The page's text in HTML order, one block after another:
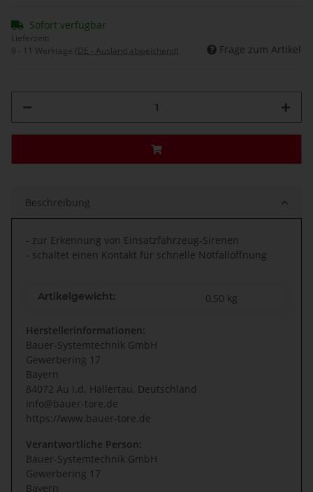
Sofort verfügbar
Lieferzeit:
9 - 11 Werktage (DE - Ausland abweichend) Frage zum Artikel
Beschreibung
- zur Erkennung von Einsatzfahrzeug-Sirenen
- schaltet einen Kontakt für schnelle Notfallöffnung
Artikelgewicht: 0,50 kg
Herstellerinformationen:
Bauer-Systemtechnik GmbH
Gewerbering 17
Bayern
84072 Au i.d. Hallertau, Deutschland
info@bauer-tore.de
https://www.bauer-tore.de
Verantwortliche Person:
Bauer-Systemtechnik GmbH
Gewerbering 17
Bayern